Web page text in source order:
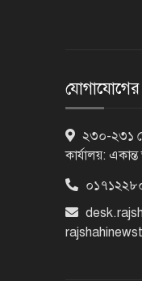
যোগাযোগের
২৩০-২৩১
কার্যালয়: